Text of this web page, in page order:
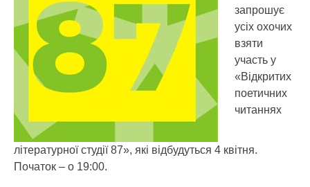
запрошує
усіх охочих
взяти
участь у
«Відкритих
поетичних
читаннях
літературної студії 87», які відбудуться 4 квітня.
Початок – о 19:00.